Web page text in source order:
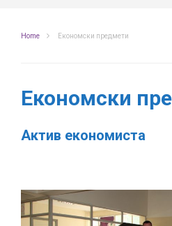
Home Економски предмети
Економски
Актив економиста